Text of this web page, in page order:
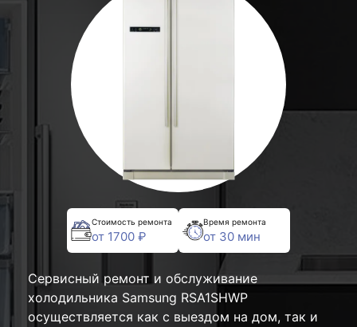
Стоимость ремонта
от 1700 ₽
Время ремонта
от 30 мин
Сервисный ремонт и обслуживание
холодильника Samsung RSA1SHWP
осуществляется как с выездом на дом, так и